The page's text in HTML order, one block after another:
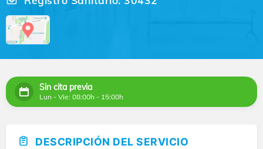
Sin cita previa
Lun - Vie: 08:00h - 15:00h
DESCRIPCIÓN DEL SERVICIO